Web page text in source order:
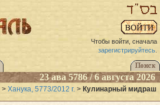
Чтобы войти, сначала
зарегистрируйтесь.
23 ава 5786 / 6 августа 2026
> Ханука, 5773/2012 г. > Кулинарный мидраш